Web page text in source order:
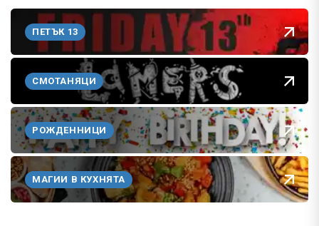
ПЕТЪК 13
СМОТАНЯЦИ
РОЖДЕННИЦИ
МАГИИ В КУХНЯТА